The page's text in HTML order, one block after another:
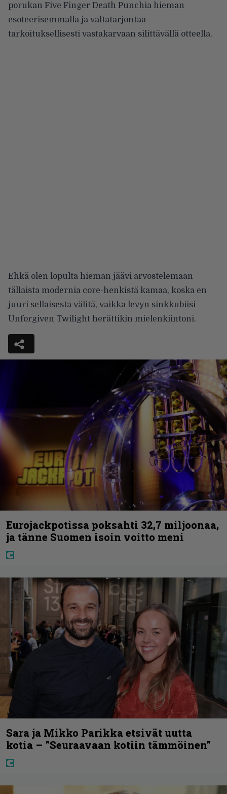
porukan Five Finger Death Punchia hieman
esoteerisemmalla ja valtatarjontaa
tarkoituksellisesti vastakarvaan silittävällä otteella.
Ehkä olen lopulta hieman jäävi arvostelemaan
tällaista modernia core-henkistä kamaa, koska en
juuri sellaisesta välitä, vaikka levyn sinkkubiisi
Unforgiven Twilight herättikin mielenkiintoni.
Eurojackpotissa poksahti 32,7 miljoonaa,
ja tänne Suomen isoin voitto meni
Sara ja Mikko Parikka etsivät uutta
kotia – ”Seuraavaan kotiin tämmöinen”